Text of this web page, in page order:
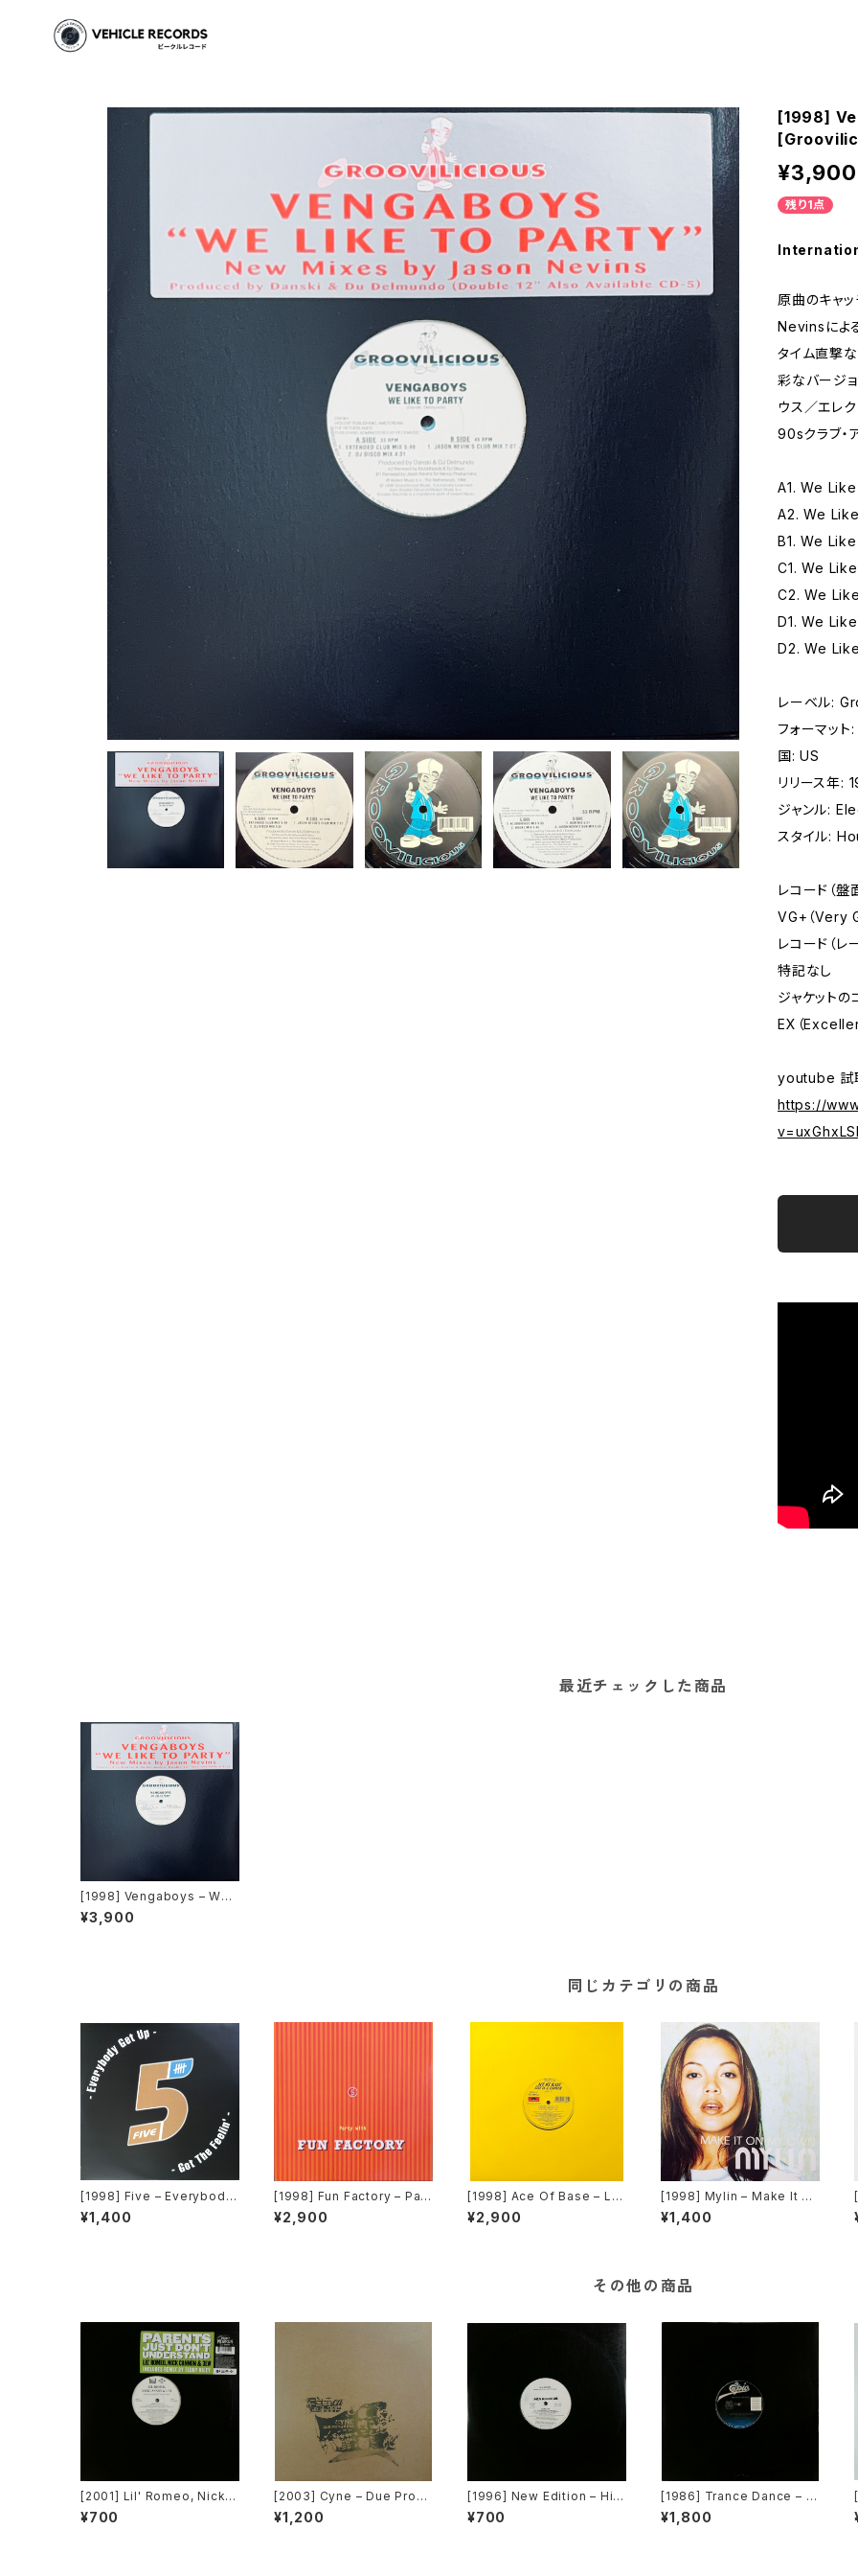
[1998]
¥3,900
残り1点
原曲のキャ
Nevinsによ
タイム直撃
彩なバージ
ウス／エレ
90sクラブ・
A1. We
A2. We
B1. We
C1. We
C2. We
D1. We
D2. We
レーベル:
フォーマッ
国: US
リリース年:
ジャンル:
スタイル:
レコード（盤
VG+（Very
レコード（レ
特記なし
ジャケットの
EX（
youtube 試
https://
最近チェックした商品
[1998] Vengaboys – We
Like To Party [Groovilici
ous][2枚組]
¥3,900
同じカテゴリの商品
[1998] Five – Everybody
Get Up / Got The Feelin'
[Movimento]
¥1,400
[1998] Fun Factory – Part
y With Fun Factory [Marl
boro Music / BMG]
¥2,900
[1998] Ace Of Base – Lif
e Is A Flower [Many Rec
ords / Polydor]
¥2,900
[1998] Mylin – Make It On
My Own [Rhythm Republi
c / Cutting Edge]
¥1,400
その他の商品
[2001] Lil' Romeo, Nick C
annon & 3LW – Parents J
ust Don't Understand [Ji
¥700
[2003] Cyne – Due Progr
ess [Botanica Del Jibar
o]
¥1,200
[1996] New Edition – Hit
Me Off [MCA Records][P
ROMO]
¥700
[1986] Trance Dance – D
o The Dance [Epic]
¥1,800